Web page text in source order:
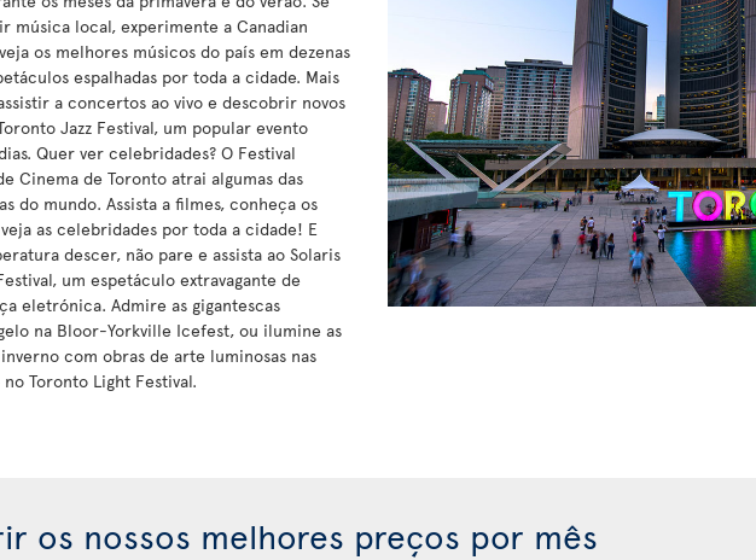
música local, experimente a Canadian
os melhores músicos do país em dezenas
espalhadas por toda a cidade. Mais
a concertos ao vivo e descobrir novos
Jazz Festival, um popular evento
Quer ver celebridades? O Festival
Cinema de Toronto atrai algumas das
do mundo. Assista a filmes, conheça os
as celebridades por toda a cidade! E
descer, não pare e assista ao Solaris
um espetáculo extravagante de
eletrónica. Admire as gigantescas
na Bloor-Yorkville Icefest, ou ilumine as
com obras de arte luminosas nas
Toronto Light Festival.
os nossos melhores preços por mês